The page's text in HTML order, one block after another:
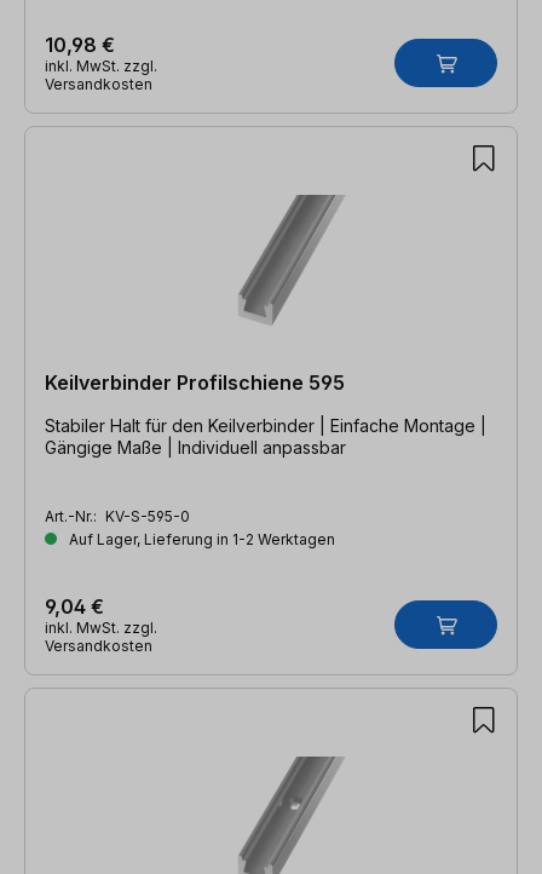
10,98 €
inkl. MwSt. zzgl.
Versandkosten
Keilverbinder Profilschiene 595
Stabiler Halt für den Keilverbinder | Einfache Montage |
Gängige Maße | Individuell anpassbar
Art.-Nr.: KV-S-595-0
Auf Lager, Lieferung in 1-2 Werktagen
9,04 €
inkl. MwSt. zzgl.
Versandkosten